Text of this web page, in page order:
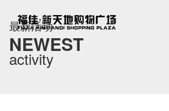
最新活动
NEWEST
activity